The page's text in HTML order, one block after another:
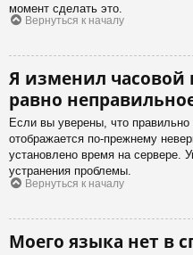
момент сделать это.
Вернуться к началу
Я изменил часовой
равно
Если вы уверены, что
отображается по-прежнему
установлено время на сервере.
устранения проблемы.
Вернуться к началу
Моего языка нет в